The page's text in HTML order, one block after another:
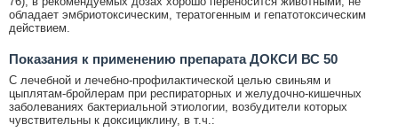
обладает эмбриотоксическим, тератогенным и гепатотоксическим
действием.
Показания к применению препарата ДОКСИ ВС 50
С лечебной и лечебно-профилактической целью свиньям и
цыплятам-бройлерам при респираторных и желудочно-кишечных
заболеваниях бактериальной этиологии, возбудители которых
чувствительны к доксициклину, в т.ч.: